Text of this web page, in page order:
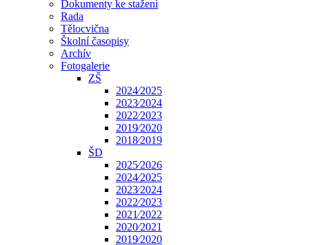
Dokumenty ke stažení
Rada
Tělocvična
Školní časopisy
Archív
Fotogalerie
ZŠ
2024⁄2025
2023⁄2024
2022⁄2023
2019⁄2020
2018⁄2019
ŠD
2025⁄2026
2024⁄2025
2023⁄2024
2022⁄2023
2021⁄2022
2020⁄2021
2019⁄2020